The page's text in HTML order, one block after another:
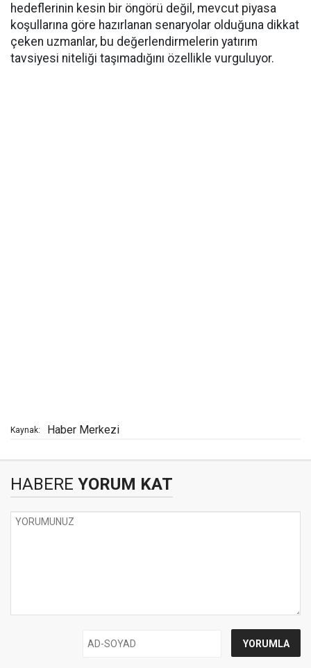
hedeflerinin kesin bir öngörü değil, mevcut piyasa
koşullarına göre hazırlanan senaryolar olduğuna dikkat
çeken uzmanlar, bu değerlendirmelerin yatırım
tavsiyesi niteliği taşımadığını özellikle vurguluyor.
Kaynak: Haber Merkezi
HABERE YORUM KAT